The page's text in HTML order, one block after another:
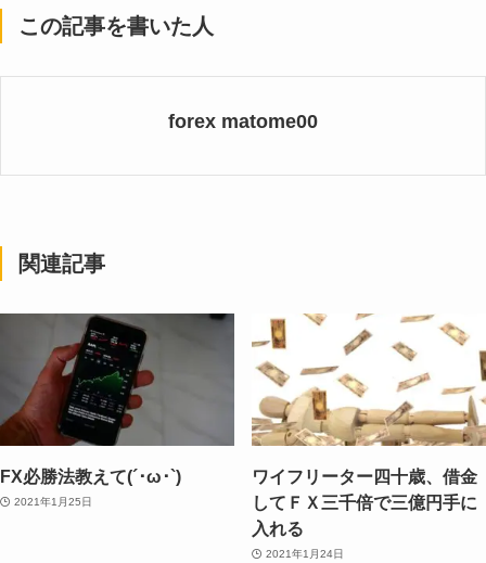
この記事を書いた人
forex matome00
関連記事
FX必勝法教えて(´･ω･`)
2021年1月25日
ワイフリーター四十歳、借金
してＦＸ三千倍で三億円手に
入れる
2021年1月24日